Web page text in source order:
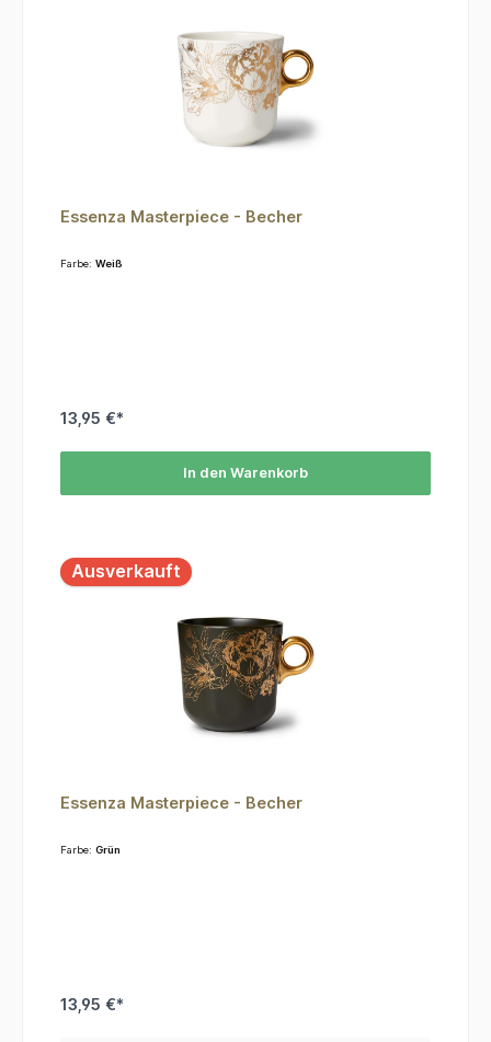
Essenza Masterpiece - Becher
Farbe: Weiß
13,95 €*
In den Warenkorb
Ausverkauft
Essenza Masterpiece - Becher
Farbe: Grün
13,95 €*